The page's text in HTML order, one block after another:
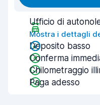
Ufficio di
Mostra i dettagli
Deposito basso
Conferma
Chilometraggio
Paga adesso